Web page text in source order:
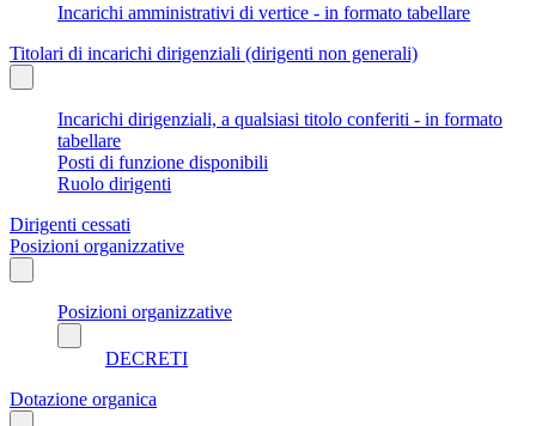
Incarichi amministrativi di vertice - in formato tabellare
Titolari di incarichi dirigenziali (dirigenti non generali)
Incarichi dirigenziali, a qualsiasi titolo conferiti - in formato
tabellare
Posti di funzione disponibili
Ruolo dirigenti
Dirigenti cessati
Posizioni organizzative
Posizioni organizzative
DECRETI
Dotazione organica